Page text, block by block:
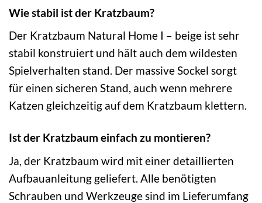
Wie stabil ist der Kratzbaum?
Der Kratzbaum Natural Home I – beige ist sehr
stabil konstruiert und hält auch dem wildesten
Spielverhalten stand. Der massive Sockel sorgt
für einen sicheren Stand, auch wenn mehrere
Katzen gleichzeitig auf dem Kratzbaum klettern.
Ist der Kratzbaum einfach zu montieren?
Ja, der Kratzbaum wird mit einer detaillierten
Aufbauanleitung geliefert. Alle benötigten
Schrauben und Werkzeuge sind im Lieferumfang